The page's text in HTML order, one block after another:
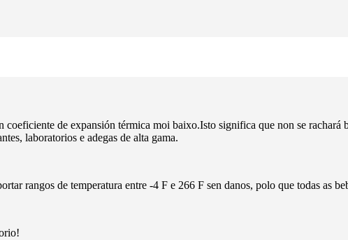
de expansión térmica moi baixo.Isto significa que non se rachará
laboratorios e adegas de alta gama.
rangos de temperatura entre -4 F e 266 F sen danos, polo que todas as